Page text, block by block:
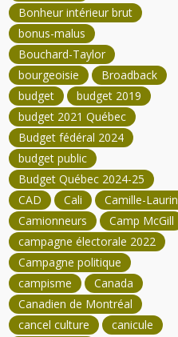
Bonheur intérieur brut
bonus-malus
Bouchard-Taylor
bourgeoisie
Broadback
budget
budget 2019
budget 2021 Québec
Budget fédéral 2024
budget public
Budget Québec 2024-25
CAD
Cali
Camille-Laurin
Camionneurs
Camp McGill
campagne électorale 2022
Campagne politique
campisme
Canada
Canadien de Montréal
cancel culture
canicule